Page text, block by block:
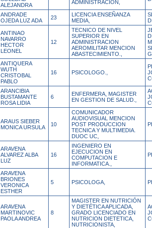
ALEJANDRA
ADMINISTRACIÓN,
ANDRADE
OJEDA LUZ ADA
23
LICENCIA ENSEÑANZA
MEDIA,
ANTINAO
NAVARRO
HECTOR
LEONEL
12
TECNICO DE NIVEL
SUPERIOR EN
ADMINISTRACION
AEROMILITAR MENCION
ABASTECIMIENTO.,
ANTIQUERA
WUTH
CRISTOBAL
PABLO
16 PSICOLOGO.,
ARANCIBIA
BUSTAMANTE
ROSA LIDIA
6
ENFERMERA, MAGISTER
EN GESTION DE SALUD.,
ARAUS SIEBER
MONICA URSULA
10
COMUNICADOR
AUDIOVISUAL MENCION
POST PRODUCCION
TECNICA Y MULTIMEDIA.
DUOC UC,
ARAVENA
ALVAREZ ALBA
LUZ
16
INGENIERO EN
EJECUCION EN
COMPUTACION E
INFORMATICA.,
ARAVENA
BRIONES
VERONICA
ESTHER
5 PSICOLOGA,
ARAVENA
MARTINOVIC
PAOLA ANDREA
8
MAGISTER EN NUTRICIÓN
Y DIETÉTICA APLICADA,
GRADO LICENCIADO EN
NUTRICION DIETETICA,
NUTRICIONISTA,